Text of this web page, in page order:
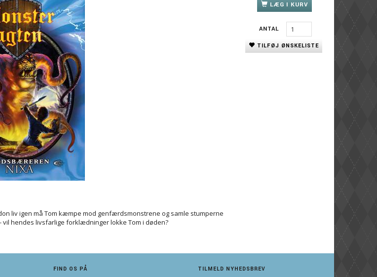
liv igen må Tom kæmpe mod genfærdsmonstrene og samle stumperne
hendes livsfarlige forklædninger lokke Tom i døden?
LÆG I KURV
ANTAL
TILFØJ ØNSKELISTE
FIND OS PÅ TILMELD NYHEDSBREV